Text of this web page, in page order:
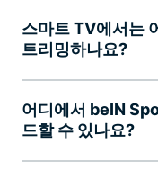
스마트 TV에서는
트리밍하나요?
어디에서 beIN
드할 수 있나요?